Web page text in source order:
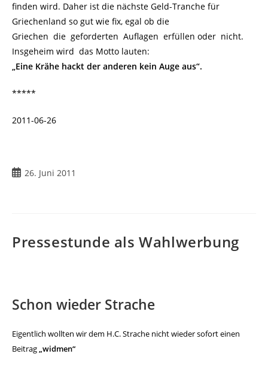
finden wird. Daher ist die nächste Geld-Tranche für
Griechenland so gut wie fix, egal ob die
Griechen die geforderten Auflagen erfüllen oder nicht.
Insgeheim wird das Motto lauten:
„Eine Krähe hackt der anderen kein Auge aus“.
*****
2011-06-26
26. Juni 2011
Pressestunde als Wahlwerbung
Schon wieder Strache
Eigentlich wollten wir dem H.C. Strache nicht wieder soforteinen
Beitrag„widmen“